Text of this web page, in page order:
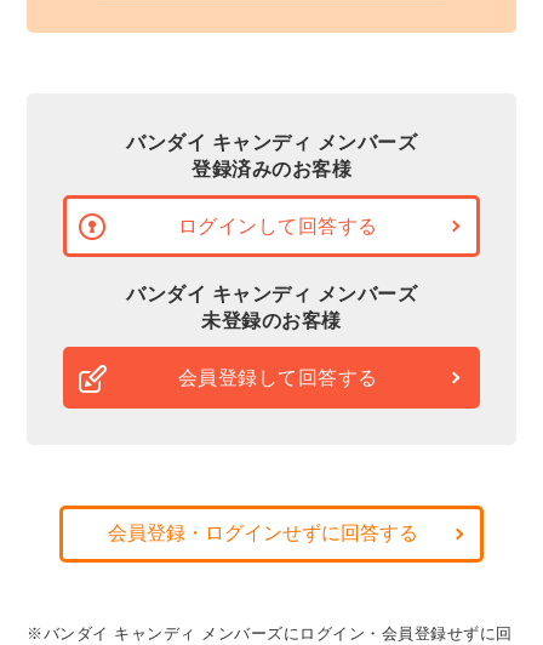
バンダイ キャンディ メンバーズ
登録済みのお客様
ログインして回答する
バンダイ キャンディ メンバーズ
未登録のお客様
会員登録して回答する
会員登録・ログインせずに回答する
※バンダイ キャンディ メンバーズにログイン・会員登録せずに回